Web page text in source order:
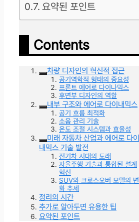
요약된 포인트
Contents
차량 디자인의 혁신적 접근
공기역학적 형태의 중요성
프론트 에어로 다이나믹스
후면부 디자인의 역할
내부 구조와 에어로 다이내믹스
공기 흐름 최적화
소음 관리 기술
온도 조절 시스템과 효율성
미래 자동차 산업과 에어로 다이
내믹스 기술 발전
전기차 시대의 도래
자율주행 기술과 통합된 설계
혁신
SUV와 크로스오버 모델의 변
화 추세
정리의 시간
추가로 알아두면 유용한 팁
요약된 포인트